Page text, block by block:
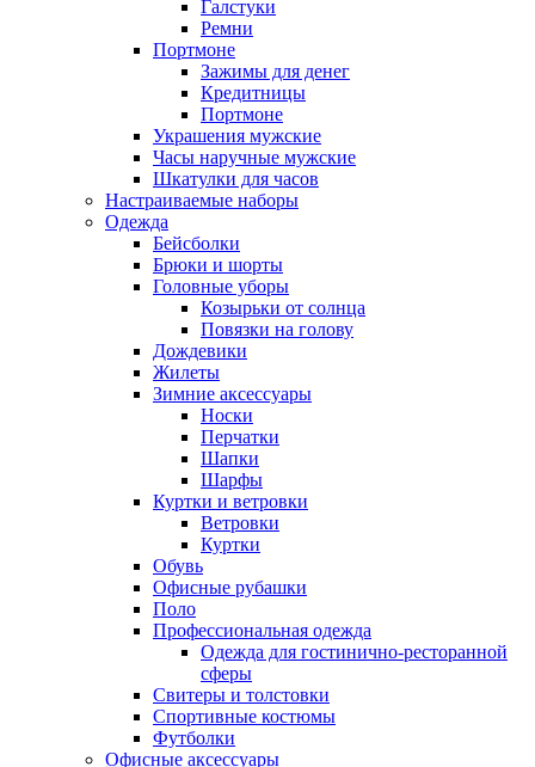
Галстуки
Ремни
Портмоне
Зажимы для денег
Кредитницы
Портмоне
Украшения мужские
Часы наручные мужские
Шкатулки для часов
Настраиваемые наборы
Одежда
Бейсболки
Брюки и шорты
Головные уборы
Козырьки от солнца
Повязки на голову
Дождевики
Жилеты
Зимние аксессуары
Носки
Перчатки
Шапки
Шарфы
Куртки и ветровки
Ветровки
Куртки
Обувь
Офисные рубашки
Поло
Профессиональная одежда
Одежда для гостинично-ресторанной
сферы
Свитеры и толстовки
Спортивные костюмы
Футболки
Офисные аксессуары